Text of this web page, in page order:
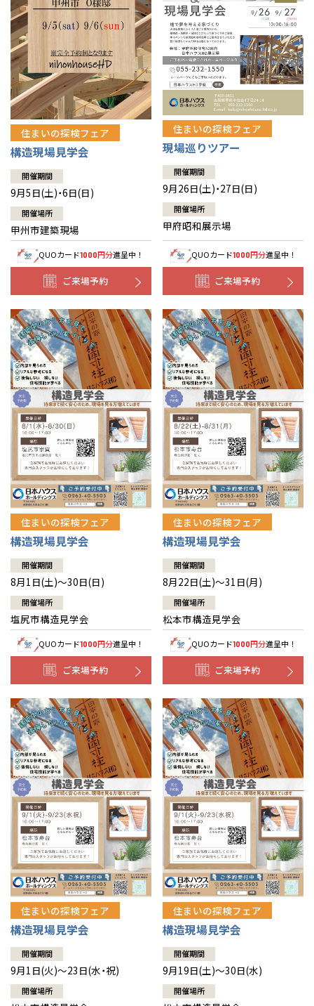
住まいの探検フェア
構造現場見学会
開催期間
9月5日(土)・6日(日)
開催場所
甲州市建築現場
QUOカード1000円分進呈中！
ご来場予約
住まいの探検フェア
現場巡りツアー
開催期間
9月26日(土)・27日(日)
開催場所
甲府昭和展示場
QUOカード1000円分進呈中！
ご来場予約
住まいの探検フェア
構造現場見学会
開催期間
8月1日(土)～30日(日)
開催場所
塩尻市構造見学会
QUOカード1000円分進呈中！
ご来場予約
住まいの探検フェア
構造現場見学会
開催期間
8月22日(土)～31日(月)
開催場所
松本市構造見学会
QUOカード1000円分進呈中！
ご来場予約
住まいの探検フェア
構造現場見学会
開催期間
9月1日(火)～23日(水・祝)
開催場所
住まいの探検フェア
構造現場見学会
開催期間
9月19日(土)～30日(水)
開催場所